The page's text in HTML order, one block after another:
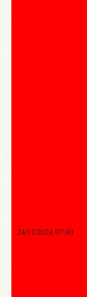
24/11/2024 07:40